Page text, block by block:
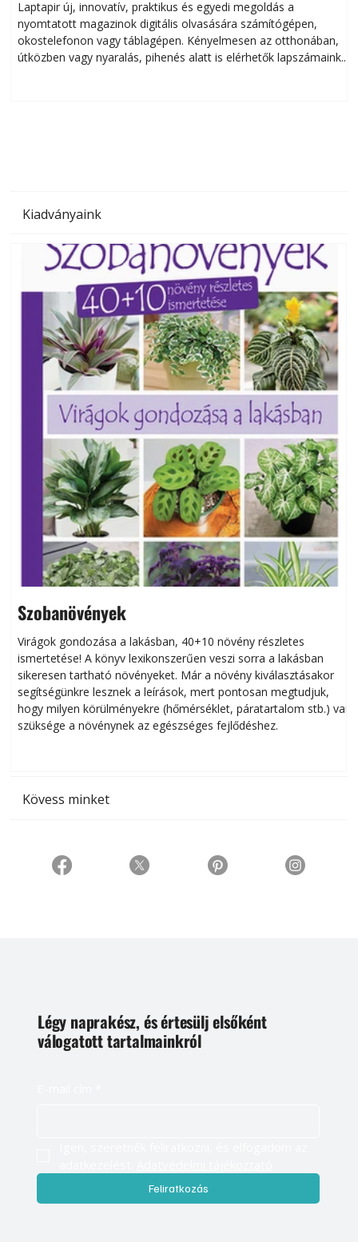
Laptapir új, innovatív, praktikus és egyedi megoldás a
nyomtatott magazinok digitális olvasására számítógépen,
okostelefonon vagy táblagépen. Kényelmesen az otthonában,
útközben vagy nyaralás, pihenés alatt is elérhetők lapszámaink.
Kiadványaink
Szobanövények
Virágok gondozása a lakásban, 40+10 növény részletes
ismertetése! A könyv lexikonszerűen veszi sorra a lakásban
sikeresen tart­ha­tó növényeket. Már a növény kiválasztásakor
segítségünkre lesznek a leírások, mert pontosan megtudjuk,
hogy milyen körülményekre (hőmérséklet, páratartalom stb.) van
szüksége a növénynek az egészséges fejlődéshez.
Kövess minket
Légy naprakész, és értesülj elsőként
válogatott tartalmainkról
Feliratkozás